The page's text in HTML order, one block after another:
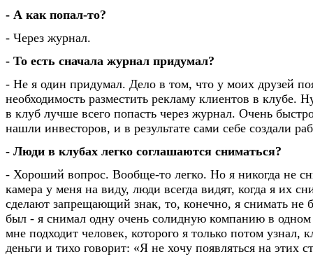
- А как попал-то?
- Через журнал.
- То есть сначала журнал придумал?
- Не я один придумал. Дело в том, что у моих друзей
необходимость разместить рекламу клиентов в клубе.
в клуб лучше всего попасть через журнал. Очень
нашли инвесторов, и в результате сами себе создали
- Люди в клубах легко соглашаются сниматься?
- Хороший вопрос. Вообще-то легко. Но я никогда не
камера у меня на виду, люди всегда видят, когда я их
сделают запрещающий знак, то, конечно, я снимать не
был - я снимал одну очень солидную компанию в одном
мне подходит человек, которого я только потом узнал,
деньги и тихо говорит: «Я не хочу появляться на этих